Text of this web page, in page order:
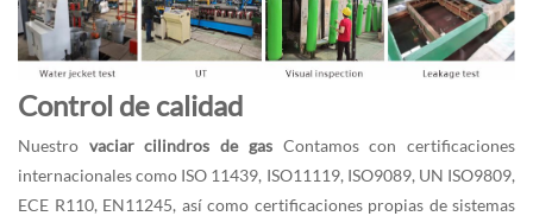
Control de calidad
Nuestro vaciar cilindros de gasContamos con certificaciones
internacionales como ISO 11439, ISO11119, ISO9089, UN ISO9809,
ECE R110, EN11245, así como certificaciones propias de sistemas